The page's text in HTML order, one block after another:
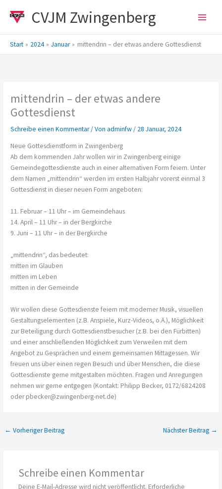
Inhalt
CVJM Zwingenberg
Start 2024 Januar mittendrin – der etwas andere Gottesdienst
mittendrin – der etwas andere
Gottesdienst
Schreibe einen Kommentar/ Vonadminfw/ 28 Januar, 2024
Neue Gottesdienstform in Zwingenberg
Ab dem kommenden Jahr wollen wir in Zwingenberg einige
Gemeindegottesdienste auch in einer alternativen Form feiern. Unter
dem Namen „mittendrin“ werden im ersten Halbjahr vorerst einmal 3
Gottesdienst in dieser neuen Form angeboten:
11. Februar – 11 Uhr – im Gemeindehaus
14. April – 11 Uhr – in der Bergkirche
9. Juni – 11 Uhr – in der Bergkirche
„mittendrin“, das bedeutet:
mitten im Glauben
mitten im Leben
mitten in der Gemeinde
Wir wollen diese Gottesdienste feiern mit moderner Musik, visuellen
Gestaltungselementen (z.B. Anspiele, Kurz-Videos, o.Ä.), Möglichkeit
zur Beteiligung durch Gottesdienstbesucher (z.B. bei den Fürbitten)
und einer anschließenden Möglichkeit zum Verweilen mit dem
Angebot zu Gesprächen und einem gemeinsamen Mittagessen. Wir
freuen uns über einen regen Besuch und über Menschen, die diese
Gottesdienste gerne mitgestalten möchten. Fragen und Anregungen
nehmen wir gerne entgegen (Kontakt: Philipp Becker, 0172/6824208
oder pbecker@zwingenberg-net.de)
← Vorheriger Beitrag Nächster Beitrag →
Schreibe einen Kommentar
Deine E-Mail-Adresse wird nicht veröffentlicht. Erforderliche